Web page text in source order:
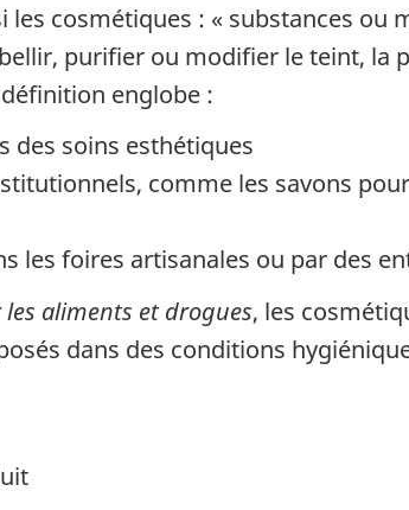
les cosmétiques : « substances ou
purifier ou modifier le teint, la
englobe :
des soins esthétiques
comme les savons
les foires artisanales ou par des
les aliments et drogues, les
dans des conditions